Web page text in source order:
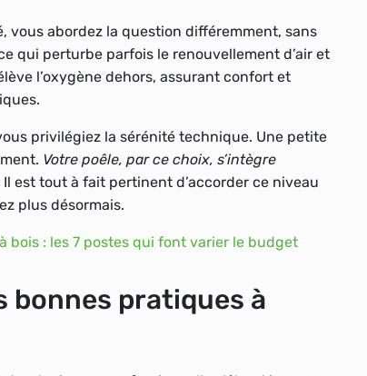
vous abordez la question différemment, sans
qui perturbe parfois le renouvellement d’air et
l’oxygène dehors, assurant confort et
privilégiez la sérénité technique. Une petite
. Votre poêle, par ce choix, s’intègre
Il est tout à fait pertinent d’accorder ce niveau
plus désormais.
bois : les 7 postes qui font varier le budget
bonnes pratiques à